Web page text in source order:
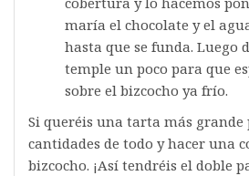
maría el chocolate y el
hasta que se funda. Luego
temple un poco para que
sobre el bizcocho ya frío.
Si queréis una tarta más grande
cantidades de todo y hacer una
bizcocho. ¡Así tendréis el doble